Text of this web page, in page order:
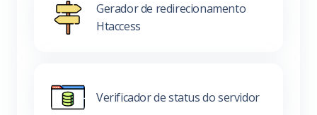
Gerador de redirecionamento
Htaccess
Verificador de status do servidor